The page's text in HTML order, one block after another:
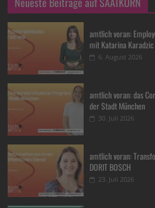
amtlich voran:
mit Katarina Karadzic
6. August 2026
amtlich voran: das
der Stadt München
30. Juli 2026
amtlich voran:
DORIT BOSCH
23. Juli 2026